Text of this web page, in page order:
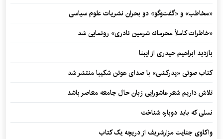
«مخاطب» و «گفت‌وگو» دو بحران نشریات علوم سیاسی
«خاطرات کاملاً محرمانه شرمین نادری» رونمایی شد
بازدید ابراهیم حیدری از ایبنا
کتاب صوتی «پدرکشی» با صدای هوتن شکیبا منتشر شد
تلاش داریم شعر عاشورایی زبان حال جامعه معاصر باشد
نسلی که باید دوباره شناخت
واکاوی جنایت مزارشریف از دریچه یک کتاب